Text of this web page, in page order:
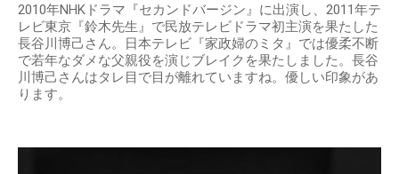
2010年NHKドラマ『セカンドバージン』に出演し、2011年テ
レビ東京『鈴木先生』で民放テレビドラマ初主演を果たした
長谷川博己さん。日本テレビ『家政婦のミタ』では優柔不断
で若年なダメな父親役を演じブレイクを果たしました。長谷
川博己さんはタレ目で目が離れていますね。優しい印象があ
ります。